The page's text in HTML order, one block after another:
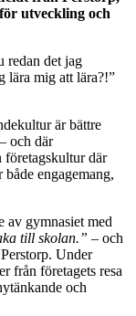
utveckling och
redan det jag
mig att lära?!”
är bättre
och där
företagskultur där
engagemang,
av gymnasiet med
till skolan.” – och
Under
från företagets resa
och